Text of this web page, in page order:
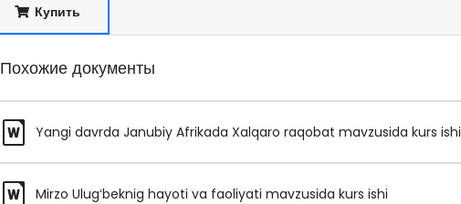
Купить
Похожие документы
Yangi davrda Janubiy Afrikada Xalqaro raqobat mavzusida kurs ishi
Mirzo Ulugʻbeknig hayoti va faoliyati mavzusida kurs ishi